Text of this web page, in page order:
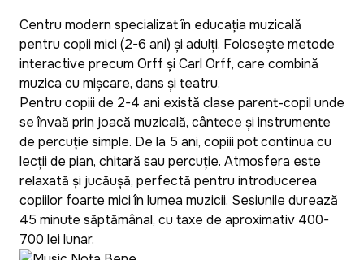
Centru modern specializat în educația muzicală
pentru copii mici (2-6 ani) și adulți. Folosește metode
interactive precum Orff și Carl Orff, care combină
muzica cu mișcare, dans și teatru.
Pentru copiii de 2-4 ani există clase parent-copil unde
se învață prin joacă muzicală, cântece și instrumente
de percuție simple. De la 5 ani, copiii pot continua cu
lecții de pian, chitară sau percuție. Atmosfera este
relaxată și jucăușă, perfectă pentru introducerea
copiilor foarte mici în lumea muzicii. Sesiunile durează
45 minute săptămânal, cu taxe de aproximativ 400-
700 lei lunar.